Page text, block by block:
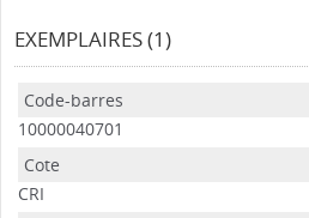
EXEMPLAIRES (1)
10000040701
CRI